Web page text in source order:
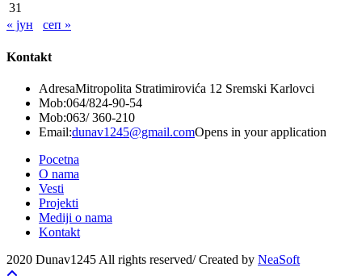
31
« јун
сеп »
Kontakt
AdresaMitropolita Stratimirovića 12 Sremski Karlovci
Mob:064/824-90-54
Mob:063/ 360-210
Email:dunav1245@gmail.comOpens in your application
Pocetna
O nama
Vesti
Projekti
Mediji o nama
Kontakt
2020 Dunav1245 All rights reserved/ Created by NeaSoft